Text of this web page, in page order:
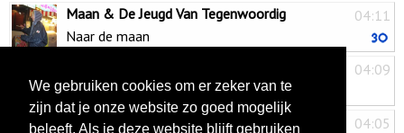
04:11
Maan & De Jeugd Van Tegenwoordig
Naar de maan
04:09
Onze droom
04:05
Danny van Schoten
We gebruiken cookies om er zeker van te
zijn dat je onze website zo goed mogelijk
beleeft. Als je deze website blijft gebruiken